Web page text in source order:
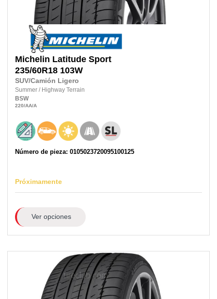
Michelin Latitude Sport
235/60R18 103W
SUV/Camión Ligero
Summer / Highway Terrain
BSW
220/AA/A
Número de pieza: 0105023720095100125
Próximamente
Ver opciones